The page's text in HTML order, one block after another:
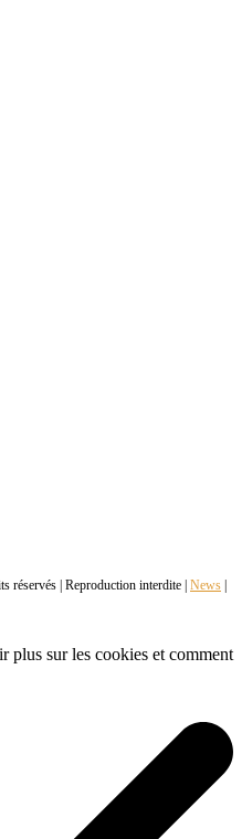
| Reproduction interdite | News
plus sur les cookies et comment